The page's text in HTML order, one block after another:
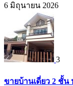
6 มิถุนายน 2026
3
ขายบ้านเดี่ยว 2 ชั้